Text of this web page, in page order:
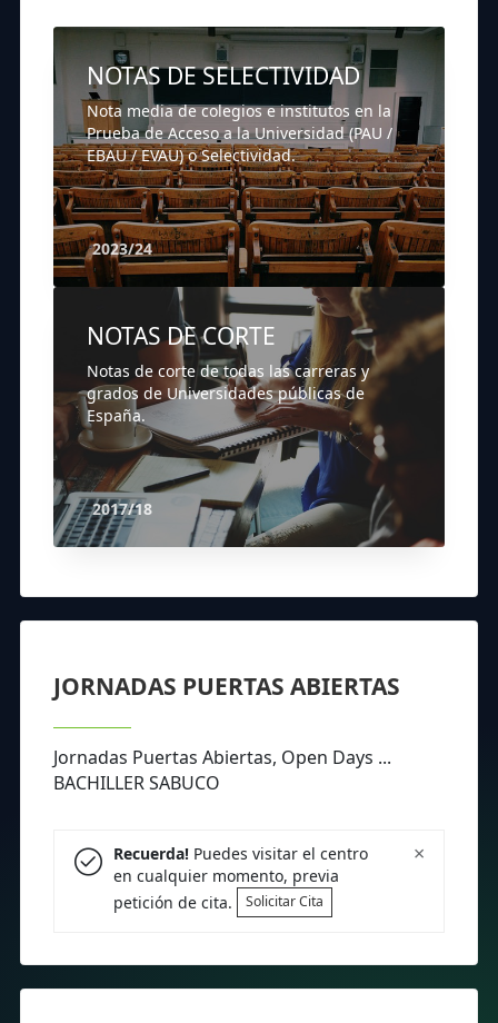
NOTAS DE SELECTIVIDAD
Nota media de colegios e institutos en la
Prueba de Acceso a la Universidad (PAU /
EBAU / EVAU) o Selectividad.
2023/24
NOTAS DE CORTE
Notas de corte de todas las carreras y
grados de Universidades públicas de
España.
2017/18
JORNADAS PUERTAS ABIERTAS
Jornadas Puertas Abiertas, Open Days ...
BACHILLER SABUCO
×
Recuerda!Puedes visitar el centro
en cualquier momento, previa
petición de cita.
Solicitar Cita